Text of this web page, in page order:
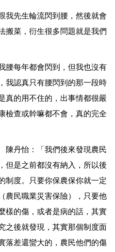
先生輪流閃到腰，然後就會
搬菜，衍生很多問題就是我們
每年都會閃到，但我也沒有
我認真只有腰閃到的那一段時
真的用不住的，出事情都很嚴
檢查或幹嘛都不會，真的完全
丹怡：「我們後來發現農民
但是之前都沒有納入，所以後
制度。只要你保農保你就一定
農民職業災害保險），只要他
樣的傷，或者是病的話，其實
之後就發現，其實那個制度面
落差還蠻大的，農民他們的傷